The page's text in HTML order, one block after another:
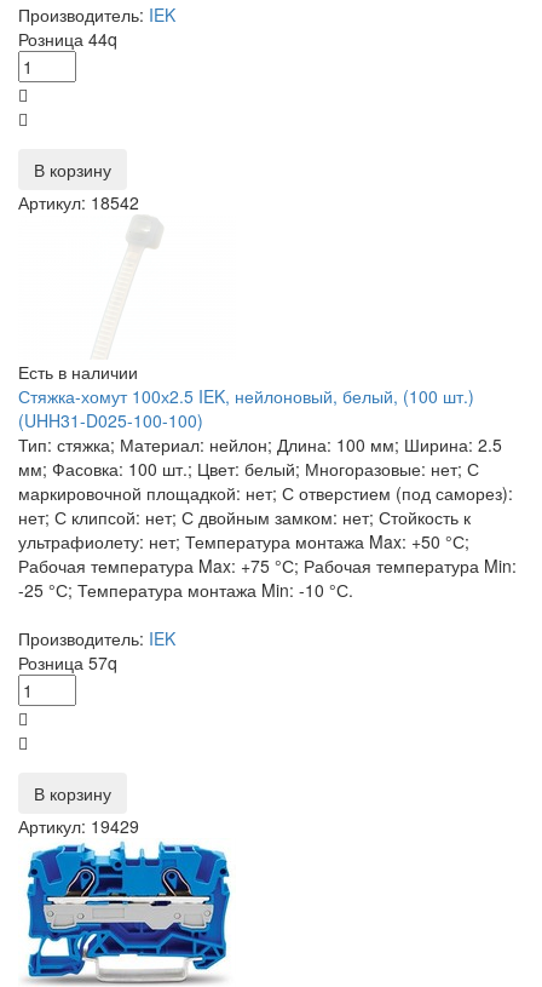
Производитель: IEK
Розница 44q
В корзину
Артикул: 18542
Есть в наличии
Стяжка-хомут 100х2.5 IEK, нейлоновый, белый, (100 шт.)
(UHH31-D025-100-100)
Тип: стяжка; Материал: нейлон; Длина: 100 мм; Ширина: 2.5
мм; Фасовка: 100 шт.; Цвет: белый; Многоразовые: нет; С
маркировочной площадкой: нет; С отверстием (под саморез):
нет; С клипсой: нет; С двойным замком: нет; Стойкость к
ультрафиолету: нет; Температура монтажа Max: +50 °С;
Рабочая температура Max: +75 °С; Рабочая температура Min:
-25 °С; Температура монтажа Min: -10 °С.
Производитель: IEK
Розница 57q
В корзину
Артикул: 19429